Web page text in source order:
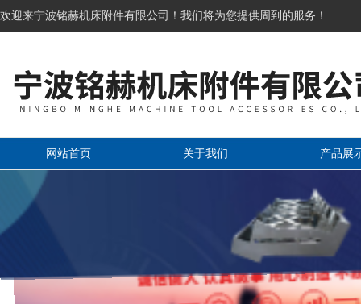
欢迎来宁波铭赫机床附件有限公司！我们将为您提供周到的服务！
网站首页 关于我们 产品展